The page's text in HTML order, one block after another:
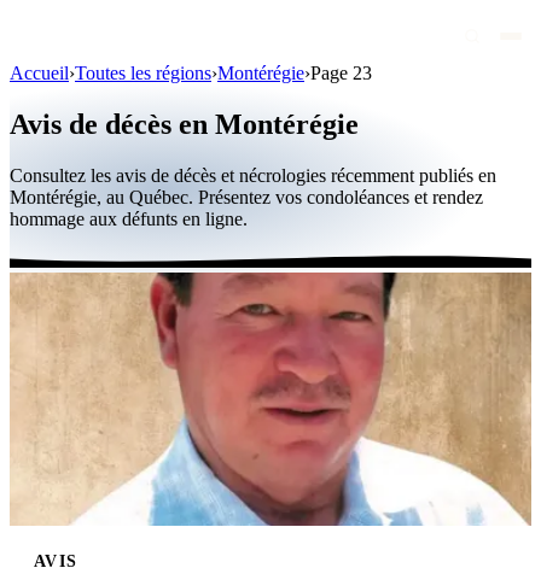
Personnalités publiques
Québec
Canada
International
Par région
Maisons funéraires
Éternea
Accueil›Toutes les régions›Montérégie›Page 23
Avis de décès en Montérégie
Consultez les avis de décès et nécrologies récemment publiés en
Montérégie, au Québec. Présentez vos condoléances et rendez
hommage aux défunts en ligne.
AVIS